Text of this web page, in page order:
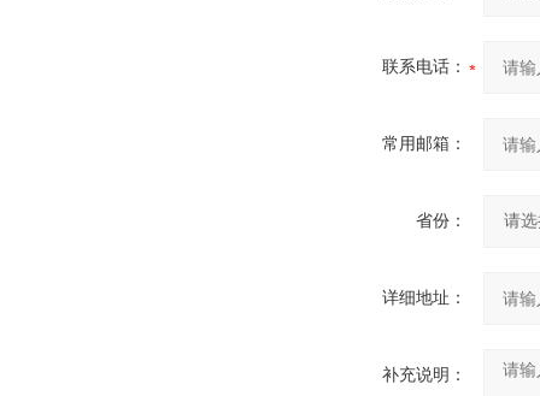
联系电话：
常用邮箱：
省份：
详细地址：
补充说明：